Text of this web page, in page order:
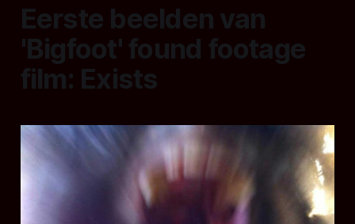
Eerste beelden van
'Bigfoot' found footage
film: Exists